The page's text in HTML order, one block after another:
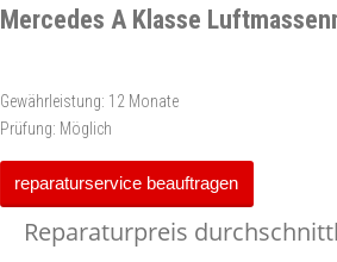
Mercedes A Klasse
Gewährleistung: 12 Monate
Prüfung: Möglich
reparaturservice beauftragen
Reparaturpreis